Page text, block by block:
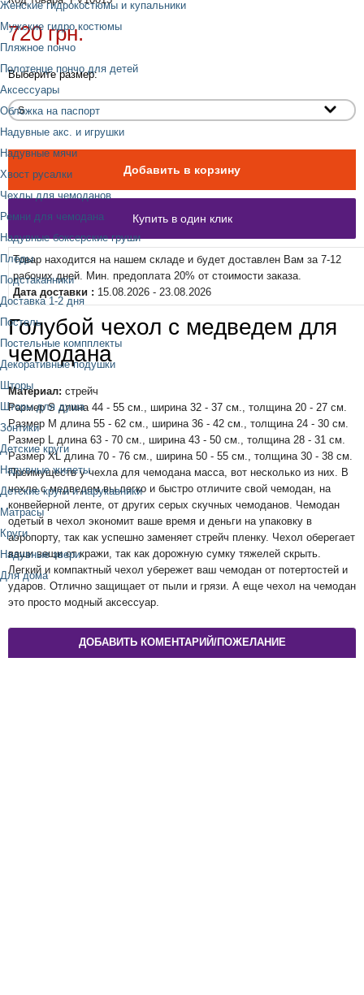
Женские гидрокостюмы и купальники
Мужские гидро костюмы
Пляжное пончо
Полотенце пончо для детей
Аксессуары
Обложка на паспорт
Надувные акс. и игрушки
Надувные мячи
Хвост русалки
Чехлы для чемоданов
Ремни для чемодана
Надувные боксерские груши
Пледы
Подстаканники
Доставка 1-2 дня
Постель
Постельные компплекты
Декоративные подушки
Шторы
Шторы для душа
Зонтики
Детские круги
Надувные жилеты
Детские круги и нарукавники
Матрасы
Круги
Надувные звери
Для дома
720 грн.
Выберите размер:
Товар находится на нашем складе и будет доставлен Вам за 7-12
рабочих дней. Мин. предоплата 20% от стоимости заказа.
Дата доставки : 15.08.2026 - 23.08.2026
Голубой чехол с медведем для
чемодана
Материал: стрейч
Размер S длина 44 - 55 см., ширина 32 - 37 см., толщина 20 - 27 см.
Размер M длина 55 - 62 см., ширина 36 - 42 см., толщина 24 - 30 см.
Размер L длина 63 - 70 см., ширина 43 - 50 см., толщина 28 - 31 см.
Размер XL длина 70 - 76 см., ширина 50 - 55 см., толщина 30 - 38 см.
Преимуществ у чехла для чемодана масса, вот несколько из них. В
чехле с медведем вы легко и быстро отличите свой чемодан, на
конвейерной ленте, от других серых скучных чемоданов. Чемодан
одетый в чехол экономит ваше время и деньги на упаковку в
аэропорту, так как успешно заменяет стрейч пленку. Чехол оберегает
ваши вещи от кражи, так как дорожную сумку тяжелей скрыть.
Легкий и компактный чехол убережет ваш чемодан от потертостей и
ударов. Отлично защищает от пыли и грязи. А еще чехол на чемодан
это просто модный аксессуар.
ДОБАВИТЬ КОМЕНТАРИЙ/ПОЖЕЛАНИЕ